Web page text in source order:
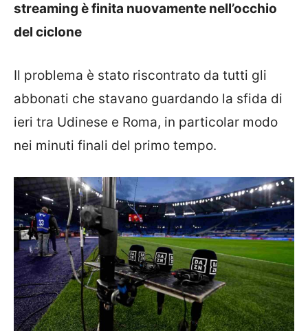
streaming è finita nuovamente nell’occhio
del ciclone
Il problema è stato riscontrato da tutti gli
abbonati che stavano guardando la sfida di
ieri tra Udinese e Roma, in particolar modo
nei minuti finali del primo tempo.